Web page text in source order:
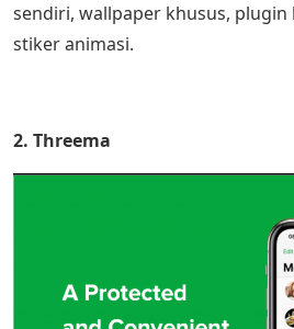
sendiri, wallpaper khusus,
stiker animasi.
2. Threema